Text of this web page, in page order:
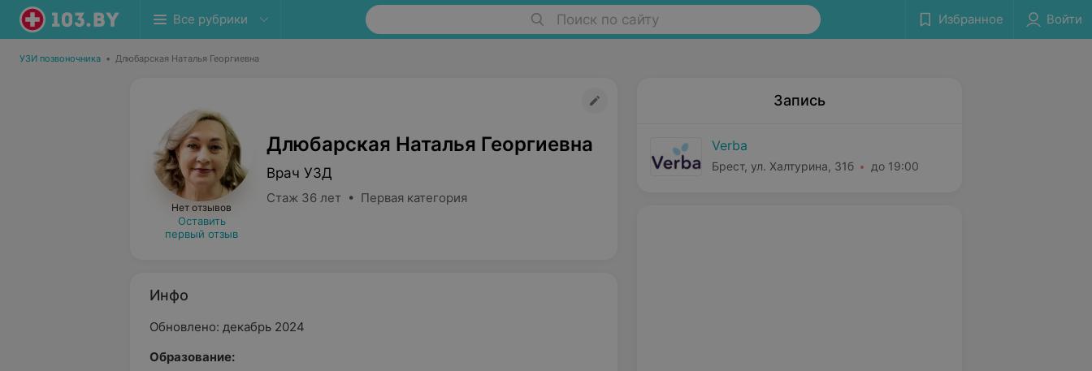
Все рубрики Поиск по сайту Избранное Войти
УЗИ позвоночника • Длюбарская Наталья Георгиевна
Нет отзывов
Оставить
первый отзыв
Длюбарская Наталья Георгиевна
Врач УЗД
Стаж 36 лет • Первая категория
Инфо
Обновлено: декабрь 2024
Образование:
Запись
Verba
Брест, ул. Халтурина, 31б до 19:00